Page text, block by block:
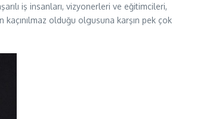
iş insanları, vizyonerleri ve eğitimcileri,
olduğu olgusuna karşın pek çok